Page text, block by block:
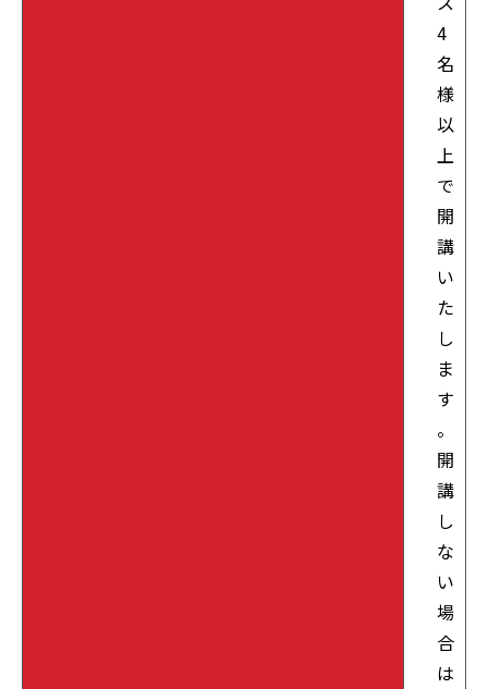
4
名
様
以
上
で
開
講
い
た
し
ま
す
。
開
講
し
な
い
場
合
は